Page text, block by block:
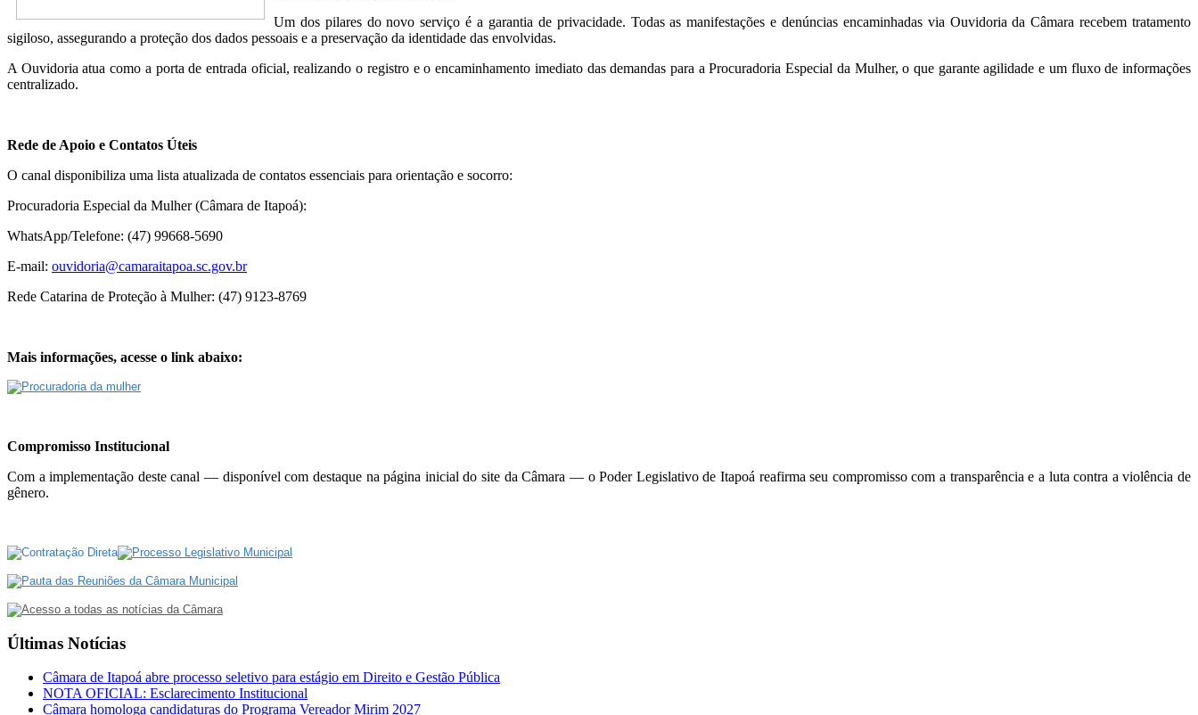
Um dos pilares do novo serviço é a garantia de privacidade. Todas as manifestações e denúncias encaminhadas via Ouvidoria da Câmara recebem tratamento
sigiloso, assegurando a proteção dos dados pessoais e a preservação da identidade das envolvidas.
A Ouvidoria atua como a porta de entrada oficial, realizando o registro e o encaminhamento imediato das demandas para a Procuradoria Especial da Mulher, o que garante agilidade e um fluxo de informações
centralizado.
Rede de Apoio e Contatos Úteis
O canal disponibiliza uma lista atualizada de contatos essenciais para orientação e socorro:
Procuradoria Especial da Mulher (Câmara de Itapoá):
WhatsApp/Telefone: (47) 99668-5690
E-mail: ouvidoria@camaraitapoa.sc.gov.br
Rede Catarina de Proteção à Mulher: (47) 9123-8769
Mais informações, acesse o link abaixo:
Compromisso Institucional
Com a implementação deste canal — disponível com destaque na página inicial do site da Câmara — o Poder Legislativo de Itapoá reafirma seu compromisso com a transparência e a luta contra a violência de
gênero.
Últimas Notícias
Câmara de Itapoá abre processo seletivo para estágio em Direito e Gestão Pública
NOTA OFICIAL: Esclarecimento Institucional
Câmara homologa candidaturas do Programa Vereador Mirim 2027